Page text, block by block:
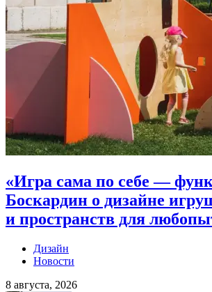
«Игра сама по себе —
Боскардин о дизайне
и пространств для
Дизайн
Новости
8 августа, 2026